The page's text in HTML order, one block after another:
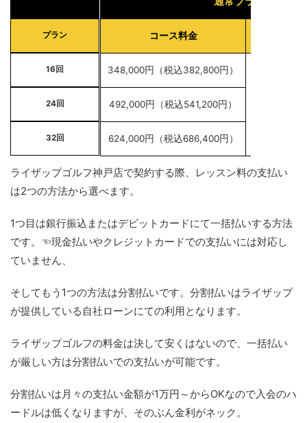
プラン コース料金
16回 348,000円（税込382,800円）
24回 492,000円（税込541,200円）
32回 624,000円（税込686,400円）
ライザップゴルフ神戸店で契約する際、レッスン料の支払い
は2つの方法から選べます。
1つ目は銀行振込またはデビットカードにて一括払いする方法
です。☜現金払いやクレジットカードでの支払いには対応し
ていません、
そしてもう1つの方法は分割払いです。分割払いはライザップ
が提供している自社ローンにての利用となります。
ライザップゴルフの料金は決して安くはないので、一括払い
が厳しい方は分割払いでの支払いが可能です。
分割払いは月々の支払い金額が1万円～からOKなので入会のハ
ードルは低くなりますが、そのぶん金利がネック。